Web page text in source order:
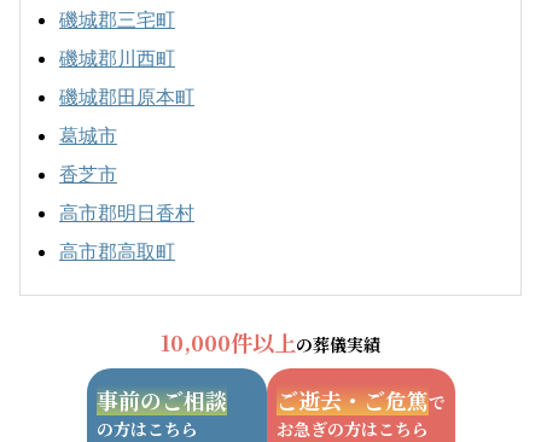
磯城郡三宅町
磯城郡川西町
磯城郡田原本町
葛城市
香芝市
高市郡明日香村
高市郡高取町
10,000件以上の葬儀実績
事前のご相談
の方はこちら
ご逝去・ご危篤で
お急ぎの方はこちら